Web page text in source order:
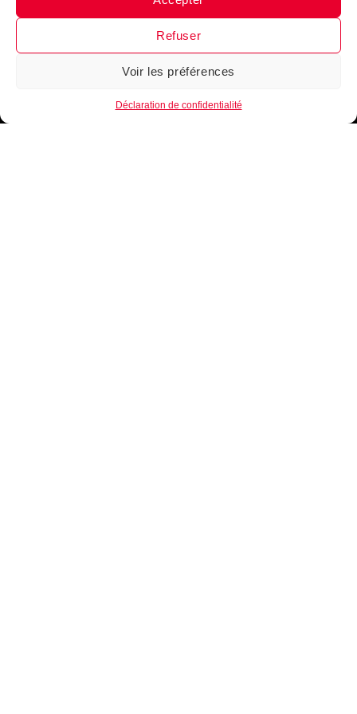
Refuser
Voir les préférences
Déclaration de confidentialité
Messenger · Instagram